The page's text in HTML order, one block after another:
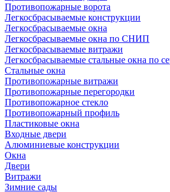
Противопожарные ворота
Легкосбрасываемые конструкции
Легкосбрасываемые окна
Легкосбрасываемые окна по СНИП
Легкосбрасываемые витражи
Легкосбрасываемые стальные окна по
Стальные окна
Противопожарные витражи
Противопожарные перегородки
Противопожарное стекло
Противопожарный профиль
Пластиковые окна
Входные двери
Алюминиевые конструкции
Окна
Двери
Витражи
Зимние сады